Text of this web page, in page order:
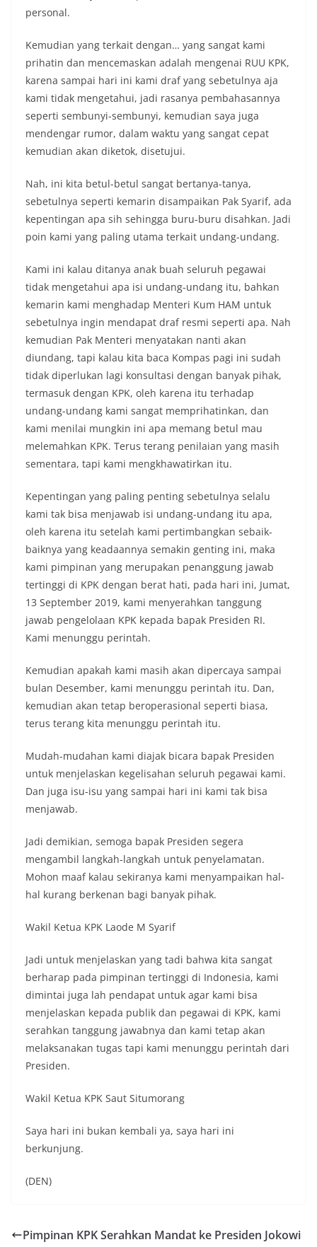
personal.
Kemudian yang terkait dengan… yang sangat kami
prihatin dan mencemaskan adalah mengenai RUU KPK,
karena sampai hari ini kami draf yang sebetulnya aja
kami tidak mengetahui, jadi rasanya pembahasannya
seperti sembunyi-sembunyi, kemudian saya juga
mendengar rumor, dalam waktu yang sangat cepat
kemudian akan diketok, disetujui.
Nah, ini kita betul-betul sangat bertanya-tanya,
sebetulnya seperti kemarin disampaikan Pak Syarif, ada
kepentingan apa sih sehingga buru-buru disahkan. Jadi
poin kami yang paling utama terkait undang-undang.
Kami ini kalau ditanya anak buah seluruh pegawai
tidak mengetahui apa isi undang-undang itu, bahkan
kemarin kami menghadap Menteri Kum HAM untuk
sebetulnya ingin mendapat draf resmi seperti apa. Nah
kemudian Pak Menteri menyatakan nanti akan
diundang, tapi kalau kita baca Kompas pagi ini sudah
tidak diperlukan lagi konsultasi dengan banyak pihak,
termasuk dengan KPK, oleh karena itu terhadap
undang-undang kami sangat memprihatinkan, dan
kami menilai mungkin ini apa memang betul mau
melemahkan KPK. Terus terang penilaian yang masih
sementara, tapi kami mengkhawatirkan itu.
Kepentingan yang paling penting sebetulnya selalu
kami tak bisa menjawab isi undang-undang itu apa,
oleh karena itu setelah kami pertimbangkan sebaik-
baiknya yang keadaannya semakin genting ini, maka
kami pimpinan yang merupakan penanggung jawab
tertinggi di KPK dengan berat hati, pada hari ini, Jumat,
13 September 2019, kami menyerahkan tanggung
jawab pengelolaan KPK kepada bapak Presiden RI.
Kami menunggu perintah.
Kemudian apakah kami masih akan dipercaya sampai
bulan Desember, kami menunggu perintah itu. Dan,
kemudian akan tetap beroperasional seperti biasa,
terus terang kita menunggu perintah itu.
Mudah-mudahan kami diajak bicara bapak Presiden
untuk menjelaskan kegelisahan seluruh pegawai kami.
Dan juga isu-isu yang sampai hari ini kami tak bisa
menjawab.
Jadi demikian, semoga bapak Presiden segera
mengambil langkah-langkah untuk penyelamatan.
Mohon maaf kalau sekiranya kami menyampaikan hal-
hal kurang berkenan bagi banyak pihak.
Wakil Ketua KPK Laode M Syarif
Jadi untuk menjelaskan yang tadi bahwa kita sangat
berharap pada pimpinan tertinggi di Indonesia, kami
dimintai juga lah pendapat untuk agar kami bisa
menjelaskan kepada publik dan pegawai di KPK, kami
serahkan tanggung jawabnya dan kami tetap akan
melaksanakan tugas tapi kami menunggu perintah dari
Presiden.
Wakil Ketua KPK Saut Situmorang
Saya hari ini bukan kembali ya, saya hari ini
berkunjung.
(DEN)
Pimpinan KPK Serahkan Mandat ke Presiden Jokowi